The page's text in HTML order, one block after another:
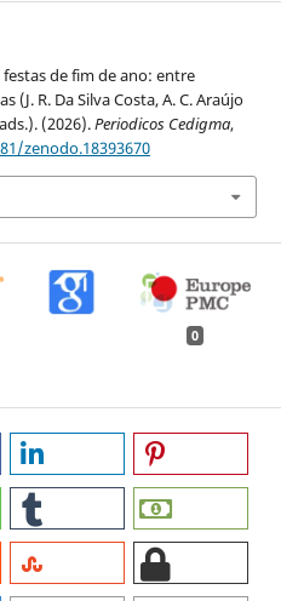
de fim de ano: entre
(J. R. Da Silva Costa, A. C. Araújo
(2026).Periodicos Cedigma,
zenodo.18393670
0